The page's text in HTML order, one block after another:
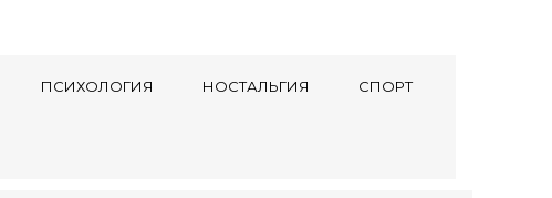
ПСИХОЛОГИЯ НОСТАЛЬГИЯ СПОРТ